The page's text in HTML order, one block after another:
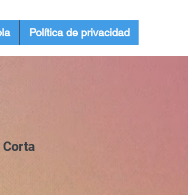
Política de privacidad
Corta